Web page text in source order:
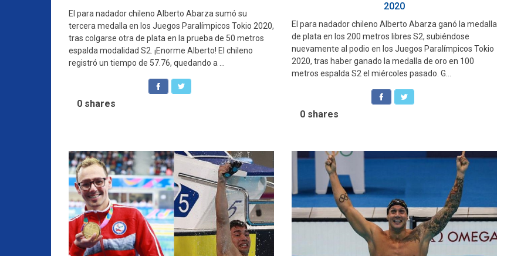
El para nadador chileno Alberto Abarza sumó su
tercera medalla en los Juegos Paralímpicos Tokio 2020,
tras colgarse otra de plata en la prueba de 50 metros
espalda modalidad S2. ¡Enorme Alberto! El chileno
registró un tiempo de 57.76, quedando a ...
0 shares
2020
El para nadador chileno Alberto Abarza ganó la medalla
de plata en los 200 metros libres S2, subiéndose
nuevamente al podio en los Juegos Paralímpicos Tokio
2020, tras haber ganado la medalla de oro en 100
metros espalda S2 el miércoles pasado. G...
0 shares